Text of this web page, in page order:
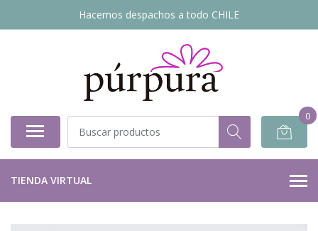
Hacemos despachos a todo CHILE
0
TIENDA VIRTUAL